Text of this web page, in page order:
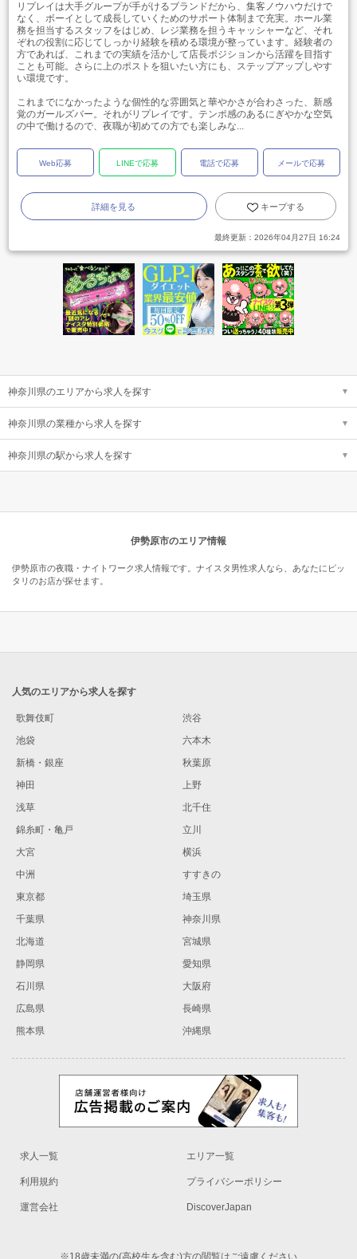
リプレイは大手グループが手がけるブランドだから、集客ノウハウだけで
なく、ボーイとして成長していくためのサポート体制まで充実。ホール業
務を担当するスタッフをはじめ、レジ業務を担うキャッシャーなど、それ
ぞれの役割に応じてしっかり経験を積める環境が整っています。経験者の
方であれば、これまでの実績を活かして店長ポジションから活躍を目指す
ことも可能。さらに上のポストを狙いたい方にも、ステップアップしやす
い環境です。
これまでになかったような個性的な雰囲気と華やかさが合わさった、新感
覚のガールズバー。それがリプレイです。テンポ感のあるにぎやかな空気
の中で働けるので、夜職が初めての方でも楽しみな...
Web応募 LINEで応募 電話で応募 メールで応募
詳細を見る キープする
最終更新： 2026年04月27日 16:24
神奈川県のエリアから求人を探す
神奈川県の業種から求人を探す
神奈川県の駅から求人を探す
伊勢原市のエリア情報
伊勢原市の夜職・ナイトワーク求人情報です。ナイスタ男性求人なら、あなたにピッ
タリのお店が探せます。
人気のエリアから求人を探す
歌舞伎町
渋谷
池袋
六本木
新橋・銀座
秋葉原
神田
上野
浅草
北千住
錦糸町・亀戸
立川
大宮
横浜
中洲
すすきの
東京都
埼玉県
千葉県
神奈川県
北海道
宮城県
静岡県
愛知県
石川県
大阪府
広島県
長崎県
熊本県
沖縄県
求人一覧 エリア一覧
利用規約 プライバシーポリシー
運営会社 DiscoverJapan
※18歳未満の(高校生を含む)方の閲覧はご遠慮ください